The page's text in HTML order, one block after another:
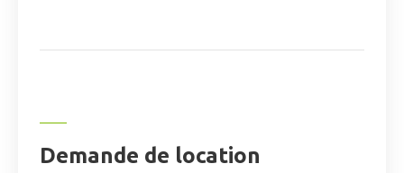
Demande de location